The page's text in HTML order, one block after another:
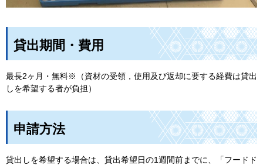
貸出期間・費用
最長2ヶ月・無料※（資材の受領，使用及び返却に要する経費は貸出
しを希望する者が負担）
申請方法
貸出しを希望する場合は、貸出希望日の1週間前までに、「フードド